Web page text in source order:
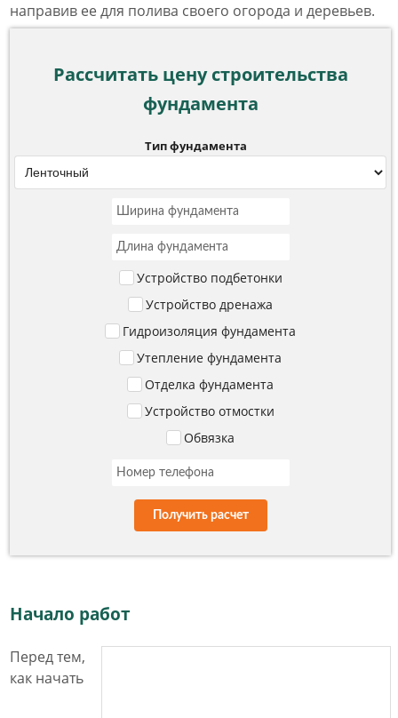
направив ее для полива своего огорода и деревьев.
Рассчитать цену строительства
фундамента
Тип фундамента
Устройство подбетонки
Устройство дренажа
Гидроизоляция фундамента
Утепление фундамента
Отделка фундамента
Устройство отмостки
Обвязка
Получить расчет
Начало работ
Перед тем,
как начать